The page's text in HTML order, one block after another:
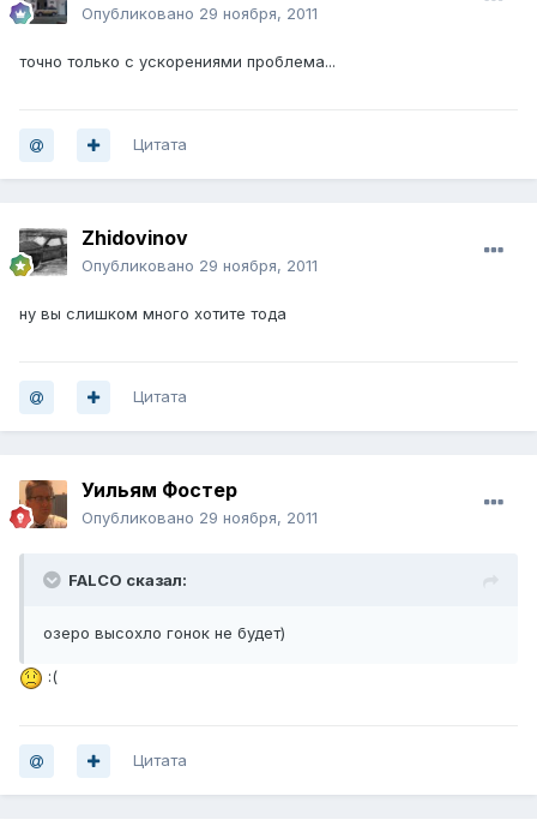
Опубликовано 29 ноября, 2011
точно только с ускорениями проблема...
Цитата
Zhidovinov
Опубликовано 29 ноября, 2011
ну вы слишком много хотите тода
Цитата
Уильям Фостер
Опубликовано 29 ноября, 2011
FALCO сказал:
озеро высохло гонок не будет)
:(
Цитата